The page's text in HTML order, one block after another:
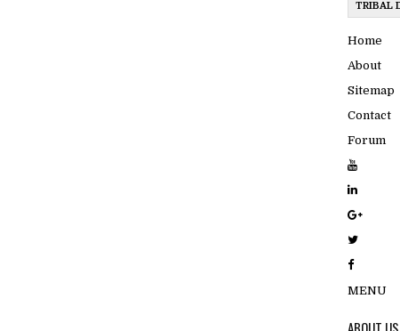
TRIBAL
Home
About
Sitemap
Contact
Forum
MENU